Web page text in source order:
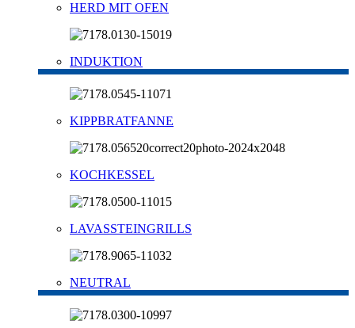
HERD MIT OFEN
INDUKTION
KIPPBRATFANNE
KOCHKESSEL
LAVASSTEINGRILLS
NEUTRAL